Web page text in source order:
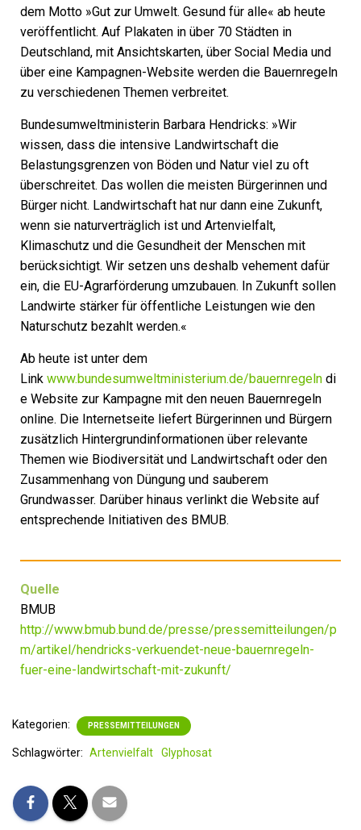
dem Motto »Gut zur Umwelt. Gesund für alle« ab heute
veröffentlicht. Auf Plakaten in über 70 Städten in
Deutschland, mit Ansichtskarten, über Social Media und
über eine Kampagnen-Website werden die Bauernregeln
zu verschiedenen Themen verbreitet.
Bundesumweltministerin Barbara Hendricks: »Wir
wissen, dass die intensive Landwirtschaft die
Belastungsgrenzen von Böden und Natur viel zu oft
überschreitet. Das wollen die meisten Bürgerinnen und
Bürger nicht. Landwirtschaft hat nur dann eine Zukunft,
wenn sie naturverträglich ist und Artenvielfalt,
Klimaschutz und die Gesundheit der Menschen mit
berücksichtigt. Wir setzen uns deshalb vehement dafür
ein, die EU-Agrarförderung umzubauen. In Zukunft sollen
Landwirte stärker für öffentliche Leistungen wie den
Naturschutz bezahlt werden.«
Ab heute ist unter dem
Link www.bundesumweltministerium.de/bauernregeln di
e Website zur Kampagne mit den neuen Bauernregeln
online. Die Internetseite liefert Bürgerinnen und Bürgern
zusätzlich Hintergrundinformationen über relevante
Themen wie Biodiversität und Landwirtschaft oder den
Zusammenhang von Düngung und sauberem
Grundwasser. Darüber hinaus verlinkt die Website auf
entsprechende Initiativen des BMUB.
Quelle
BMUB
http://www.bmub.bund.de/presse/pressemitteilungen/p
m/artikel/hendricks-verkuendet-neue-bauernregeln-
fuer-eine-landwirtschaft-mit-zukunft/
Kategorien: PRESSEMITTEILUNGEN
Schlagwörter: Artenvielfalt Glyphosat